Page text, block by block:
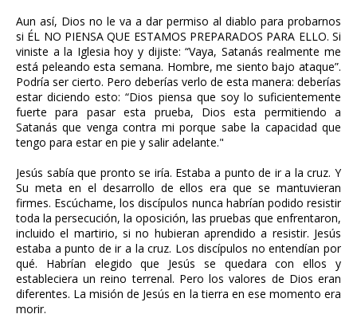
Aun así, Dios no le va a dar permiso al diablo para probarnos
si ÉL NO PIENSA QUE ESTAMOS PREPARADOS PARA ELLO. Si
viniste a la Iglesia hoy y dijiste: “Vaya, Satanás realmente me
está peleando esta semana. Hombre, me siento bajo ataque”.
Podría ser cierto. Pero deberías verlo de esta manera: deberías
estar diciendo esto: “Dios piensa que soy lo suficientemente
fuerte para pasar esta prueba, Dios esta permitiendo a
Satanás que venga contra mi porque sabe la capacidad que
tengo para estar en pie y salir adelante."
Jesús sabía que pronto se iría. Estaba a punto de ir a la cruz. Y
Su meta en el desarrollo de ellos era que se mantuvieran
firmes. Escúchame, los discípulos nunca habrían podido resistir
toda la persecución, la oposición, las pruebas que enfrentaron,
incluido el martirio, si no hubieran aprendido a resistir. Jesús
estaba a punto de ir a la cruz. Los discípulos no entendían por
qué. Habrían elegido que Jesús se quedara con ellos y
estableciera un reino terrenal. Pero los valores de Dios eran
diferentes. La misión de Jesús en la tierra en ese momento era
morir.